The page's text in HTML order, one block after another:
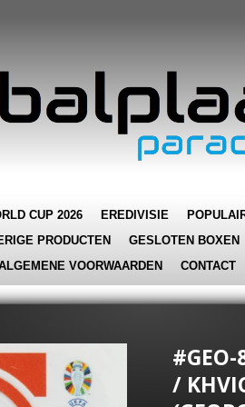
CUP 2026 EREDIVISIE
PRODUCTEN GESLOTEN BOXEN
VOORWAARDEN CONTACT
#GEO-
/